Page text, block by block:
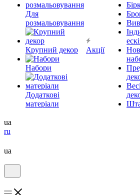
Для
розмальовування
Крупний декор
Набори
Додаткові
матеріали
Акції
ua
ru
ua